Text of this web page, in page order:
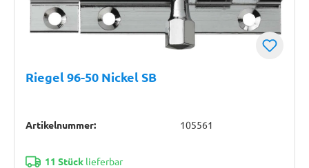
Riegel 96-50 Nickel SB
Artikelnummer: 105561
11 Stücklieferbar